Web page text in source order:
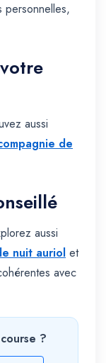
personnelles,
aussi
de
aussi
nuit auriol et
avec
?